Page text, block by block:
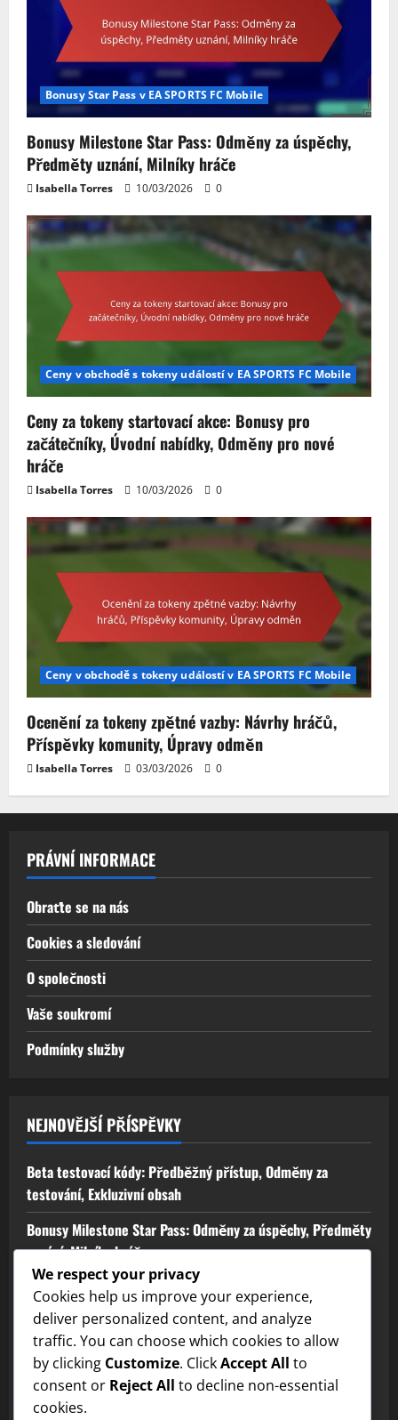
Bonusy Star Pass v EA SPORTS FC Mobile
Bonusy Milestone Star Pass: Odměny za úspěchy,
Předměty uznání, Milníky hráče
Isabella Torres 10/03/2026 0
Ceny v obchodě s tokeny událostí v EA SPORTS FC Mobile
Ceny za tokeny startovací akce: Bonusy pro
začátečníky, Úvodní nabídky, Odměny pro nové
hráče
Isabella Torres 10/03/2026 0
Ceny v obchodě s tokeny událostí v EA SPORTS FC Mobile
Ocenění za tokeny zpětné vazby: Návrhy hráčů,
Příspěvky komunity, Úpravy odměn
Isabella Torres 03/03/2026 0
PRÁVNÍ INFORMACE
Obraťte se na nás
Cookies a sledování
O společnosti
Vaše soukromí
Podmínky služby
NEJNOVĚJŠÍ PŘÍSPĚVKY
Beta testovací kódy: Předběžný přístup, Odměny za
testování, Exkluzivní obsah
Bonusy Milestone Star Pass: Odměny za úspěchy, Předměty
uznání, Milníky hráče
Ceny za tokeny startovací akce: Bonusy pro začátečníky,
Úvodní nabídky, Odměny pro nové hráče
Ocenění za tokeny zpětné vazby: Návrhy hráčů, Příspěvky
komunity, Úpravy odměn
Ceny tokenů za událost zpětné vazby: Zapojení hráčů,
We respect your privacy
Cookies help us improve your experience,
deliver personalized content, and analyze
traffic. You can choose which cookies to allow
by clicking Customize. ClickAccept All to
consent or Reject All to decline non-essential
cookies.